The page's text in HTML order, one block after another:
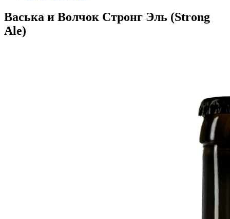
Васька и Волчок Стронг Эль (Strong
Ale)